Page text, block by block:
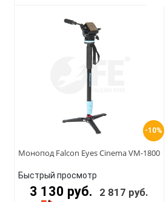
-10%
Монопод Falcon Eyes Cinema VM-1800
Быстрый просмотр
3 130 руб. 2 817 руб.